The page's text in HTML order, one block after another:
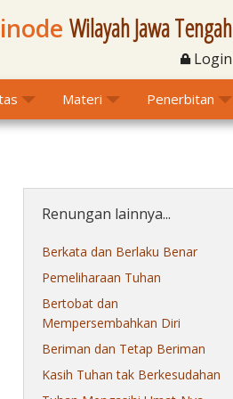
Wilayah Jawa Tengah
Login
Materi Penerbitan
Renungan lainnya...
Berkata dan Berlaku Benar
Pemeliharaan Tuhan
Bertobat dan
Mempersembahkan Diri
Beriman dan Tetap Beriman
Kasih Tuhan tak Berkesudahan